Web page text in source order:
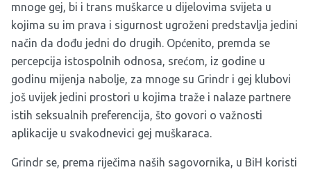
mnoge gej, bi i trans muškarce u dijelovima svijeta u
kojima su im prava i sigurnost ugroženi predstavlja jedini
način da dođu jedni do drugih. Općenito, premda se
percepcija istospolnih odnosa, srećom, iz godine u
godinu mijenja nabolje, za mnoge su Grindr i gej klubovi
još uvijek jedini prostori u kojima traže i nalaze partnere
istih seksualnih preferencija, što govori o važnosti
aplikacije u svakodnevici gej muškaraca.
Grindr se, prema riječima naših sagovornika, u BiH koristi